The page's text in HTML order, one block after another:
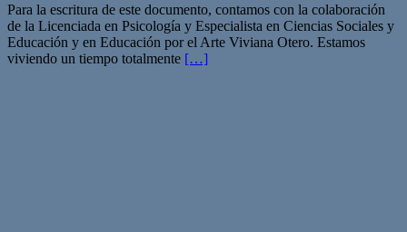
Para la escritura de este documento, contamos con la colaboración
de la Licenciada en Psicología y Especialista en Ciencias Sociales y
Educación y en Educación por el Arte Viviana Otero. Estamos
viviendo un tiempo totalmente […]